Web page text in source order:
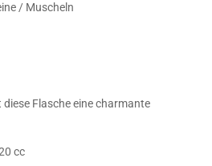
/ Muscheln
Flasche eine charmante
cc